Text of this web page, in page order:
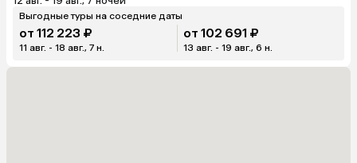
Выгодные туры на соседние даты
от 112 223 ₽
11 авг. - 18 авг., 7 н.
от 102 691 ₽
13 авг. - 19 авг., 6 н.